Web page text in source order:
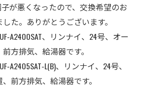
が悪くなったので、交換希望のお
た。ありがとうございます。
A2400SAT、リンナイ、24号、オー
前方排気、給湯器です。
A2405SAT-L(B)、リンナイ、24号、
、前方排気、給湯器です。